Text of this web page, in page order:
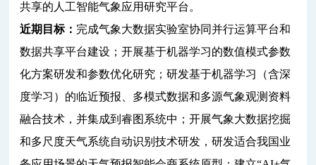
共享的人工智能气象应用研究平台。
近期目标： 完成气象大数据实验室协同并行运算平台和
数据共享平台建设；开展基于机器学习的数值模式参数
化方案研发和参数优化研究；研发基于机器学习（含深
度学习）的临近预报、多模式数据和多源气象观测资料
融合技术，并集成到睿图系统中；开展气象大数据挖掘
和多尺度天气系统自动识别技术研发，研发适合我国业